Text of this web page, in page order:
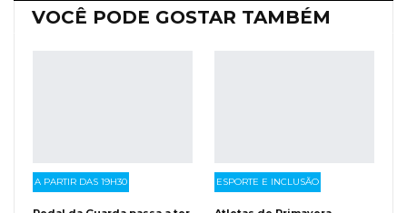
VOCÊ PODE GOSTAR TAMBÉM
A PARTIR DAS 19H30 ESPORTE E INCLUSÃO